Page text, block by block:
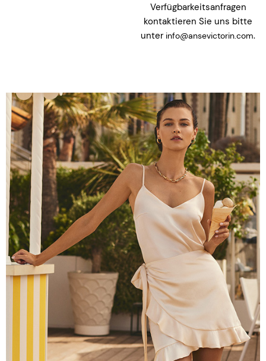
Verfügbarkeitsanfragen
kontaktieren Sie uns bitte
unter info@ansevictorin.com.